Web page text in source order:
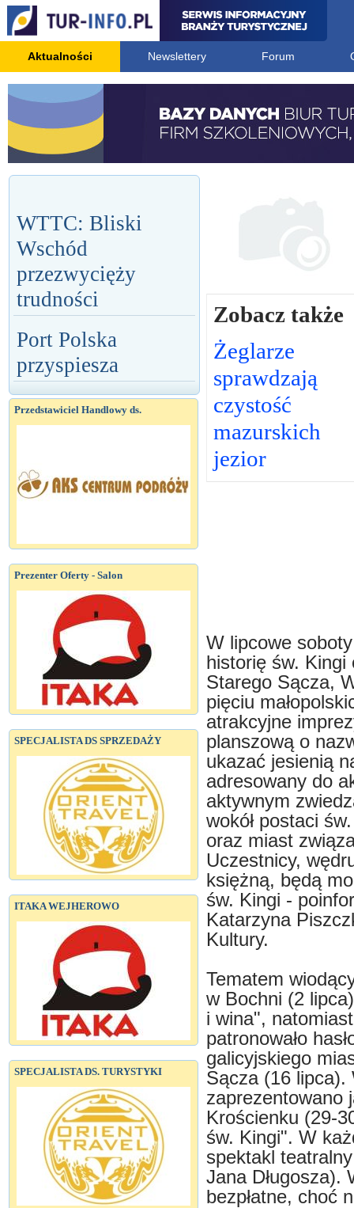
Aktualności Newslettery Forum
WTTC: Bliski
Wschód
przezwycięży
trudności
Port Polska
przyspiesza
Przedstawiciel Handlowy ds.
Prezenter Oferty - Salon
SPECJALISTA DS SPRZEDAŻY
ITAKA WEJHEROWO
SPECJALISTA DS. TURYSTYKI
Zobacz także
Żeglarze
sprawdzają
czystość
mazurskich
jezior
W lipcowe
historię św. Kingi
Starego Sącza,
pięciu
atrakcyjne
planszową o
ukazać jesienią
adresowany do
aktywnym
wokół postaci
oraz miast
Uczestnicy,
księżną, będą
św. Kingi -
Katarzyna
Kultury.
Tematem
w Bochni (2
i wina",
patronowało
galicyjskiego
Sącza (16 lipca).
zaprezentowano
Krościenku (29-
św. Kingi". W
spektakl
Jana Długosza).
bezpłatne, choć